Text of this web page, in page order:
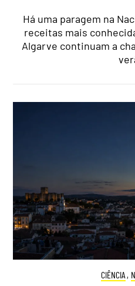
Há uma paragem na
receitas mais
Algarve continuam a
CIÊNCIA ,